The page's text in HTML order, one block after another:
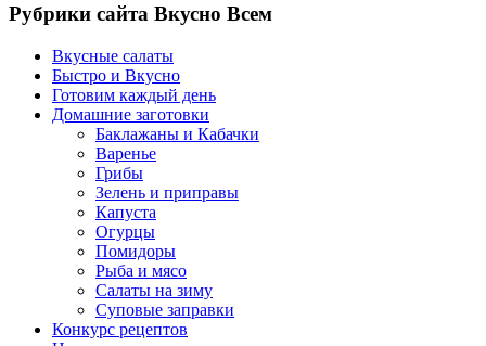
Рубрики сайта Вкусно Всем
Вкусные салаты
Быстро и Вкусно
Готовим каждый день
Домашние заготовки
Баклажаны и Кабачки
Варенье
Грибы
Зелень и приправы
Капуста
Огурцы
Помидоры
Рыба и мясо
Салаты на зиму
Суповые заправки
Конкурс рецептов